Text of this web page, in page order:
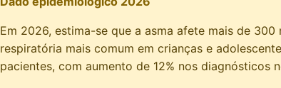
Em 2026, estima-se que a asma afete mais de
respiratória mais comum em crianças e
pacientes, com aumento de 12% nos diagnósticos